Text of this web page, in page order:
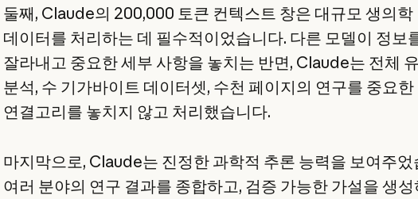
둘째, Claude의 200,000 토큰 컨텍스트 창은 대규모 생의학
데이터를 처리하는 데 필수적이었습니다. 다른 모델이 정보
잘라내고 중요한 세부 사항을 놓치는 반면, Claude는 전체
분석, 수 기가바이트 데이터셋, 수천 페이지의 연구를 중요한
연결고리를 놓치지 않고 처리했습니다.
마지막으로, Claude는 진정한 과학적 추론 능력을 보여주었
여러 분야의 연구 결과를 종합하고, 검증 가능한 가설을 생성